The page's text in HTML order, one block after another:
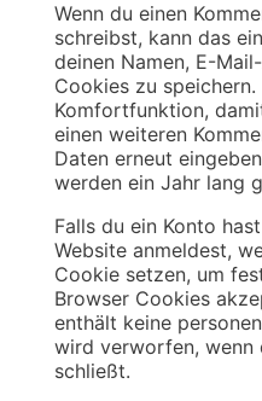
Wenn du einen
schreibst, kann das
deinen Namen, E-
Cookies zu
Komfortfunktion,
einen weiteren
Daten erneut
werden ein Jahr lang
Falls du ein Konto
Website anmeldest,
Cookie setzen, um
Browser Cookies
enthält keine
wird verworfen, wenn
schließt.